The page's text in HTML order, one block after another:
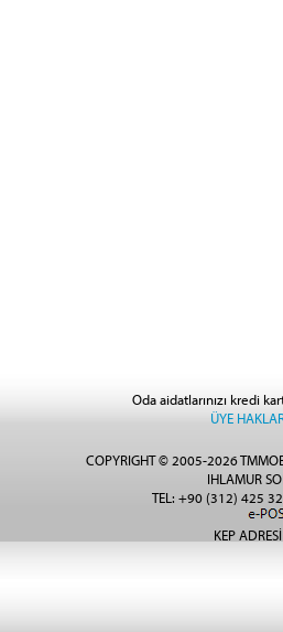
Oda aidatlarınızı kredi
ÜYE
COPYRIGHT © 2005-2026
IHLAMUR
TEL: +90 (312) 425
KEP